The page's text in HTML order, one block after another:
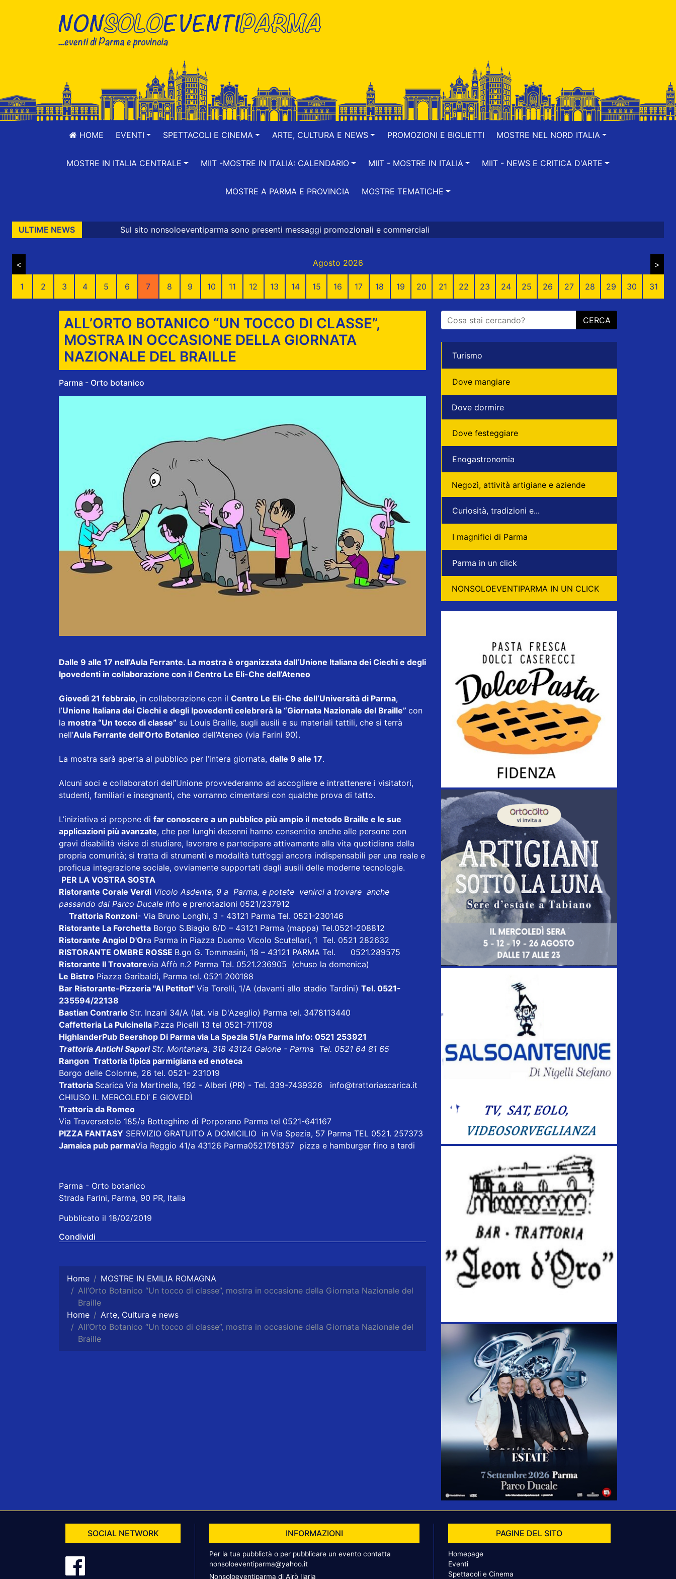
HOME EVENTI SPETTACOLI E CINEMA ARTE, CULTURA E NEWS PROMOZIONI E BIGLIETTI MOSTRE NEL NORD ITALIA
MOSTRE IN ITALIA CENTRALE MIIT -MOSTRE IN ITALIA: CALENDARIO MIIT - MOSTRE IN ITALIA MIIT - NEWS E CRITICA D'ARTE
MOSTRE A PARMA E PROVINCIA MOSTRE TEMATICHE
ULTIME NEWS
Sul sito nonsoloeventiparma sono presenti messaggi promozionali e commerciali
< Agosto 2026 >
1 2 3 4 5 6 7 8 9 10 11 12 13 14 15 16 17 18 19 20 21 22 23 24 25 26 27 28 29 30 31
ALL’ORTO BOTANICO “UN TOCCO DI CLASSE”,
MOSTRA IN OCCASIONE DELLA GIORNATA
NAZIONALE DEL BRAILLE
Parma - Orto botanico
Dalle 9 alle 17 nell’Aula Ferrante. La mostra è organizzata dall’Unione Italiana dei Ciechi e degli
Ipovedenti in collaborazione con il Centro Le Eli-Che dell’Ateneo
Giovedì 21 febbraio, in collaborazione con il Centro Le Eli-Che dell’Università di Parma,
l’Unione Italiana dei Ciechi e degli Ipovedenti celebrerà la “Giornata Nazionale del Braille” con
la mostra “Un tocco di classe” su Louis Braille, sugli ausili e su materiali tattili, che si terrà
nell’Aula Ferrante dell’Orto Botanico dell’Ateneo (via Farini 90).
La mostra sarà aperta al pubblico per l’intera giornata, dalle 9 alle 17.
Alcuni soci e collaboratori dell’Unione provvederanno ad accogliere e intrattenere i visitatori,
studenti, familiari e insegnanti, che vorranno cimentarsi con qualche prova di tatto.
L’iniziativa si propone di far conoscere a un pubblico più ampio il metodo Braille e le sue
applicazioni più avanzate, che per lunghi decenni hanno consentito anche alle persone con
gravi disabilità visive di studiare, lavorare e partecipare attivamente alla vita quotidiana della
propria comunità; si tratta di strumenti e modalità tutt’oggi ancora indispensabili per una reale e
proficua integrazione sociale, ovviamente supportati dagli ausili delle moderne tecnologie.
PER LA VOSTRA SOSTA
Ristorante Corale Verdi Vicolo Asdente, 9 a Parma, e potete venirci a trovare anche
passando dal Parco Ducale Info e prenotazioni 0521/237912
Trattoria Ronzoni- Via Bruno Longhi, 3 - 43121 Parma Tel. 0521-230146
Ristorante La Forchetta Borgo S.Biagio 6/D – 43121 Parma (mappa) Tel.0521-208812
Ristorante Angiol D'Ora Parma in Piazza Duomo Vicolo Scutellari, 1 Tel. 0521 282632
RISTORANTE OMBRE ROSSE B.go G. Tommasini, 18 – 43121 PARMA Tel. 0521.289575
Ristorante Il Trovatorevia Affò n.2 Parma Tel. 0521.236905 (chuso la domenica)
Le Bistro Piazza Garibaldi, Parma tel. 0521 200188
Bar Ristorante-Pizzeria "Al Petitot" Via Torelli, 1/A (davanti allo stadio Tardini) Tel. 0521-
235594/22138
Bastian Contrario Str. Inzani 34/A (lat. via D'Azeglio) Parma tel. 3478113440
Caffetteria La Pulcinella P.zza Picelli 13 tel 0521-711708
HighlanderPub Beershop Di Parma via La Spezia 51/a Parma info: 0521 253921
Trattoria Antichi SaporiStr. Montanara, 318 43124 Gaione - Parma Tel. 0521 64 81 65
Rangon Trattoria tipica parmigiana ed enoteca
Borgo delle Colonne, 26 tel. 0521- 231019
Trattoria Scarica Via Martinella, 192 - Alberi (PR) - Tel. 339-7439326 info@trattoriascarica.it
CHIUSO IL MERCOLEDI’ E GIOVEDÌ
Trattoria da Romeo
Via Traversetolo 185/a Botteghino di Porporano Parma tel 0521-641167
PIZZA FANTASY SERVIZIO GRATUITO A DOMICILIO in Via Spezia, 57 Parma TEL 0521. 257373
Jamaica pub parmaVia Reggio 41/a 43126 Parma0521781357 pizza e hamburger fino a tardi
Parma - Orto botanico
Strada Farini, Parma, 90 PR, Italia
Pubblicato il 18/02/2019
Condividi
Home
MOSTRE IN EMILIA ROMAGNA
All’Orto Botanico “Un tocco di classe”, mostra in occasione della Giornata Nazionale del
Braille
Home
Arte, Cultura e news
All’Orto Botanico “Un tocco di classe”, mostra in occasione della Giornata Nazionale del
Braille
CERCA
Turismo
Dove mangiare
Dove dormire
Dove festeggiare
Enogastronomia
Negozì, attività artigiane e aziende
Curiosità, tradizioni e...
I magnifici di Parma
Parma in un click
NONSOLOEVENTIPARMA IN UN CLICK
SOCIAL NETWORK INFORMAZIONI
Per la tua pubblictà o per pubblicare un evento contatta
nonsoloeventiparma@yahoo.it
Nonsoloeventiparma di Airò Ilaria
PAGINE DEL SITO
Homepage
Eventi
Spettacoli e Cinema